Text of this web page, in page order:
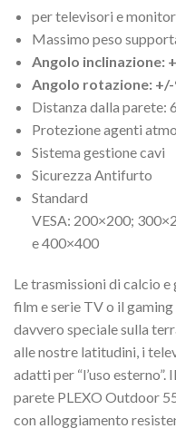
per televisori e monitor
Massimo peso
Angolo inclinazione:
Angolo rotazione: +/-
Distanza dalla parete:
Protezione agenti
Sistema gestione cavi
Sicurezza Antifurto
Standard
VESA: 200×200;
e 400×400
Le trasmissioni di calcio
film e serie TV o il gaming
davvero speciale sulla
alle nostre latitudini, i
adatti per “l’uso
parete PLEXO Outdoor
con alloggiamento